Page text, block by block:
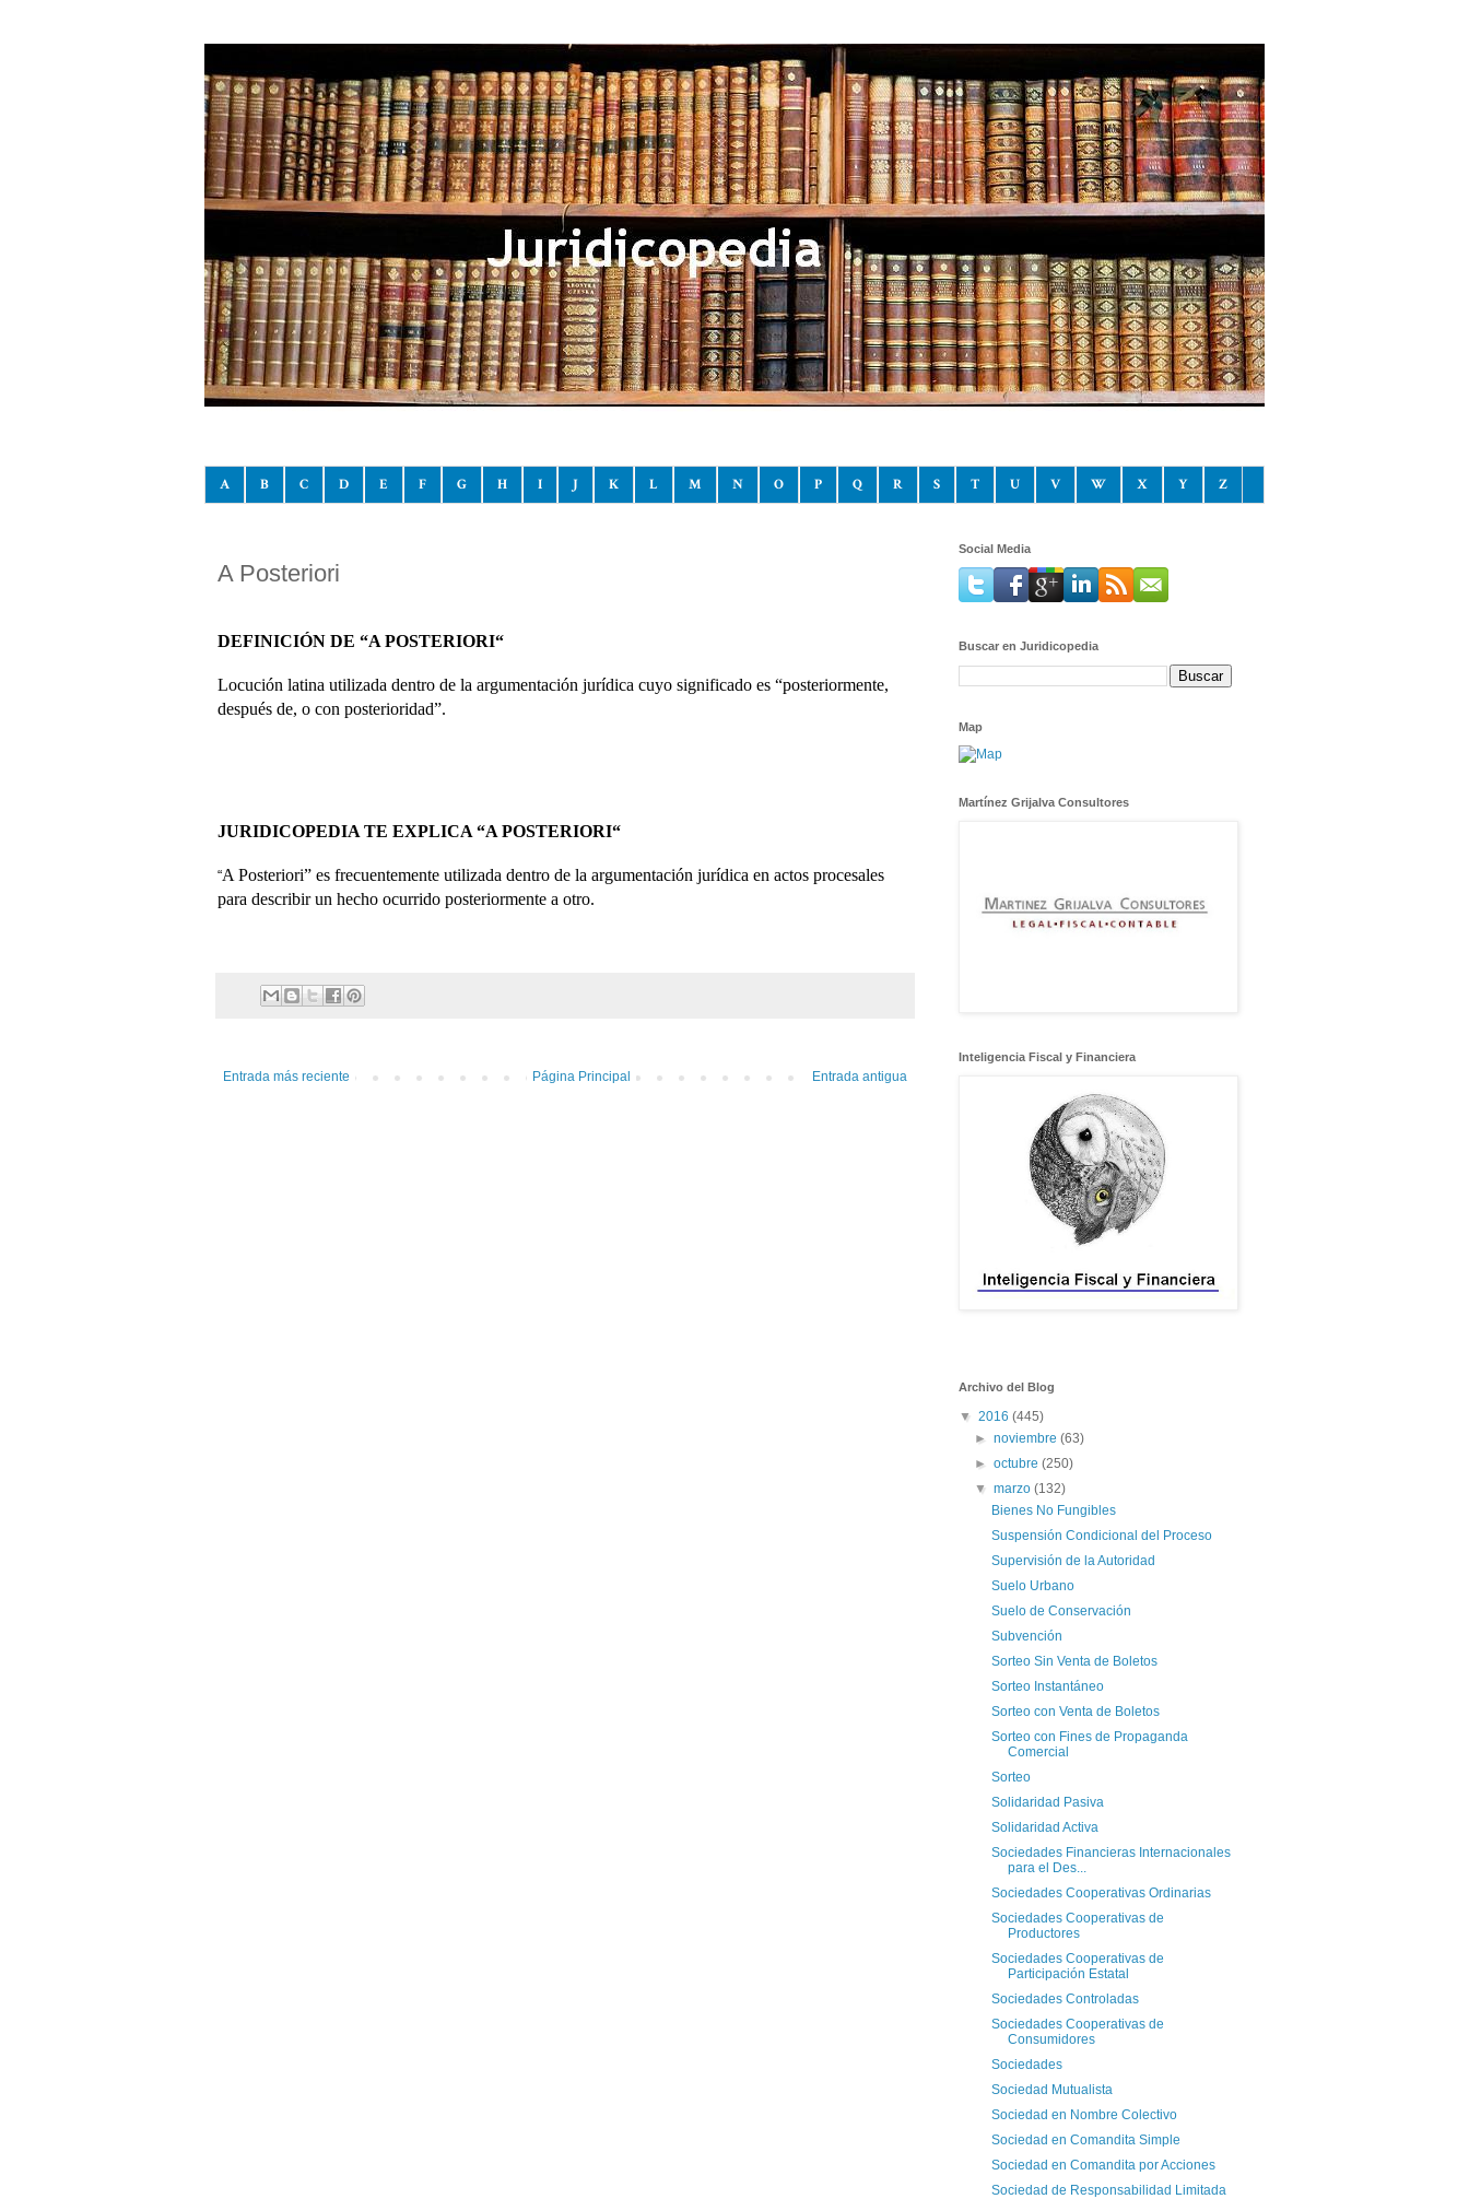
A B C D E F G H I J K L M N O P Q R S T U V W X Y Z
A Posteriori
DEFINICIÓN DE “A POSTERIORI“
Locución latina utilizada dentro de la argumentación jurídica cuyo significado es “posteriormente,
después de, o con posterioridad”.
JURIDICOPEDIA TE EXPLICA “A POSTERIORI“
“A Posteriori” es frecuentemente utilizada dentro de la argumentación jurídica en actos procesales
para describir un hecho ocurrido posteriormente a otro.
Entrada más reciente Entrada antigua
Página Principal
Social Media
Buscar en Juridicopedia
Map
Martínez Grijalva Consultores
Inteligencia Fiscal y Financiera
Archivo del Blog
▼ 2016 (445)
►noviembre(63)
►octubre(250)
▼marzo(132)
Bienes No Fungibles
Suspensión Condicional del Proceso
Supervisión de la Autoridad
Suelo Urbano
Suelo de Conservación
Subvención
Sorteo Sin Venta de Boletos
Sorteo Instantáneo
Sorteo con Venta de Boletos
Sorteo con Fines de Propaganda
Comercial
Sorteo
Solidaridad Pasiva
Solidaridad Activa
Sociedades Financieras Internacionales
para el Des...
Sociedades Cooperativas Ordinarias
Sociedades Cooperativas de
Productores
Sociedades Cooperativas de
Participación Estatal
Sociedades Controladas
Sociedades Cooperativas de
Consumidores
Sociedades
Sociedad Mutualista
Sociedad en Nombre Colectivo
Sociedad en Comandita Simple
Sociedad en Comandita por Acciones
Sociedad de Responsabilidad Limitada